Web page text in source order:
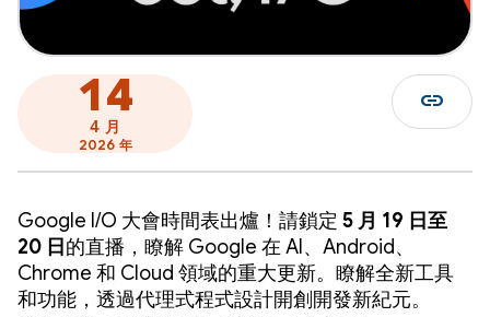
14
4 月
2026 年
link
Google I/O 大會時間表出爐！請鎖定 5 月 19 日至
20 日 的直播，瞭解 Google 在 AI、Android、
Chrome 和 Cloud 領域的重大更新。瞭解全新工具
和功能，透過代理式程式設計開創開發新紀元。